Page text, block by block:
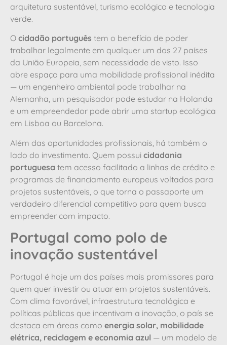
arquitetura sustentável, turismo ecológico e tecnologia
verde.
O cidadão português tem o benefício de poder
trabalhar legalmente em qualquer um dos 27 países
da União Europeia, sem necessidade de visto. Isso
abre espaço para uma mobilidade profissional inédita
— um engenheiro ambiental pode trabalhar na
Alemanha, um pesquisador pode estudar na Holanda
e um empreendedor pode abrir uma startup ecológica
em Lisboa ou Barcelona.
Além das oportunidades profissionais, há também o
lado do investimento. Quem possui cidadania
portuguesa tem acesso facilitado a linhas de crédito e
programas de financiamento europeus voltados para
projetos sustentáveis, o que torna o passaporte um
verdadeiro diferencial competitivo para quem busca
empreender com impacto.
Portugal como polo de
inovação sustentável
Portugal é hoje um dos países mais promissores para
quem quer investir ou atuar em projetos sustentáveis.
Com clima favorável, infraestrutura tecnológica e
políticas públicas que incentivam a inovação, o país se
destaca em áreas como energia solar, mobilidade
elétrica, reciclagem e economia azul — um modelo de